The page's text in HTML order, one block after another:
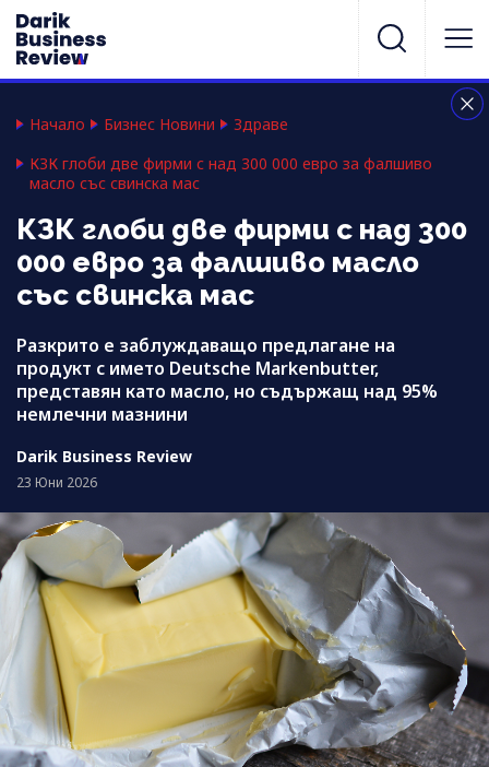
Начало Бизнес Новини
Здраве
КЗК глоби две фирми с над 300 000 евро за фалшиво
масло със свинска мас
КЗК глоби две фирми с над 300
000 евро за фалшиво масло
със свинска мас
Разкрито е заблуждаващо предлагане на
продукт с името Deutsche Markenbutter,
представян като масло, но съдържащ над 95%
немлечни мазнини
Darik Business Review
23 Юни 2026